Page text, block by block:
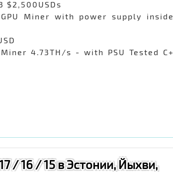
$2,500USDs
Miner with power supply
4.73TH/s - with PSU Tested
/ 16 / 15 в Эстонии, Йыхви,